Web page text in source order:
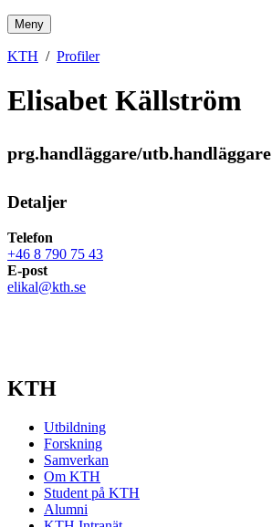
Meny
KTH Profiler
Elisabet Källström
prg.handläggare/utb.handläggare
Detaljer
Telefon
+46 8 790 75 43
E-post
elikal@kth.se
KTH
Utbildning
Forskning
Samverkan
Om KTH
Student på KTH
Alumni